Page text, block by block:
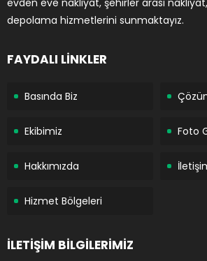
depolama hizmetlerini sunmaktayız.
FAYDALI LİNKLER
Basında Biz
Ekibimiz Foto
Hakkımızda
Hizmet Bölgeleri
İLETİŞİM BİLGİLERİMİZ